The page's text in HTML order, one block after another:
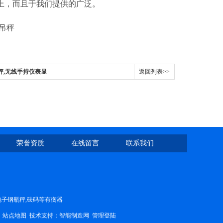
而且于我们提供的广泛。
秤
,无线手持仪表显 返回列表>>
荣誉资质 在线留言 联系我们
钢瓶秤,砝码等有衡器
站点地图 技术支持： 智能制造网 管理登陆